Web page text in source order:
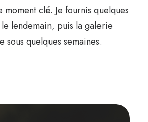
clé. Je fournis quelques
lendemain, puis la galerie
sous quelques semaines.